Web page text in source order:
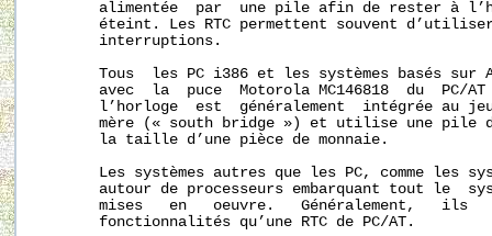
alimentée  par  une pile afin de rester à
éteint. Les RTC permettent souvent
       interruptions.
Tous  les PC i386 et les systèmes basés sur
avec  la  puce  Motorola MC146818  du  PC/
l’horloge  est  généralement  intégrée au
mère (« south bridge ») et utilise une pile
       la taille d’une pièce de monnaie.
Les systèmes autres que les PC, comme les
autour de processeurs embarquant tout le
mises   en   oeuvre.   Généralement,   ils
       fonctionnalités qu’une RTC de PC/AT.